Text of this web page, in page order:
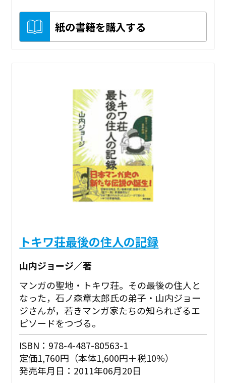
紙の書籍を購入する
トキワ荘最後の住人の記録
山内ジョージ／著
マンガの聖地・トキワ荘。その最後の住人と
なった，石ノ森章太郎氏の弟子・山内ジョー
ジさんが，若きマンガ家たちの知られざるエ
ピソードをつづる。
ISBN：978-4-487-80563-1
定価1,760円（本体1,600円＋税10%）
発売年月日：2011年06月20日